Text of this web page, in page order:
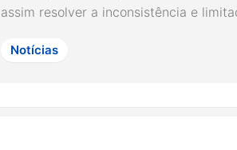
assim resolver a inconsistência e
Notícias